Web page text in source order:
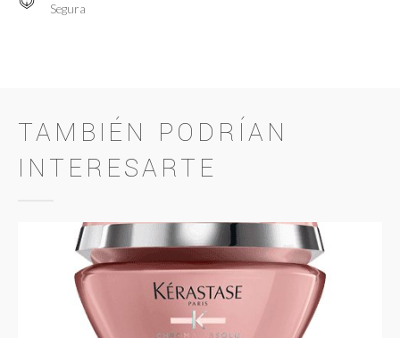
Segura
TAMBIÉN PODRÍAN
INTERESARTE